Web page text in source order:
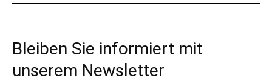
Bleiben Sie informiert mit
unserem Newsletter